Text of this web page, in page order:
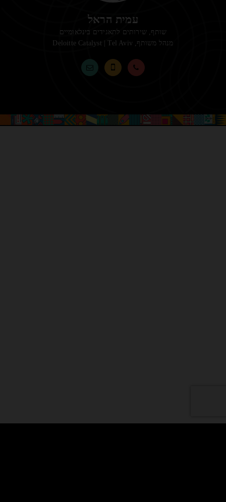
עמית הראל
שותף, שירותים לתאגידים בינלאומיים
מנהל משותף, Deloitte Catalyst | Tel Aviv